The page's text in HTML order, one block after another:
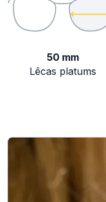
50 mm
Lēcas platums